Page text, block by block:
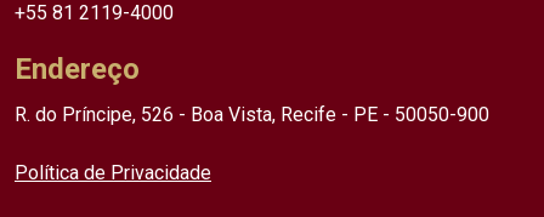
+55 81 2119-4000
Endereço
R. do Príncipe, 526 - Boa Vista, Recife - PE - 50050-900
Política de Privacidade